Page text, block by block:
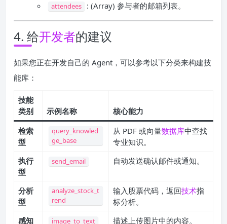
attendees : (Array) 参与者的邮箱列表。
4. 给开发者的建议
如果您正在开发自己的 Agent，可以参考以下分类来构建技
能库：
技能
类别
示例名称
核心能力
检索
型
query_knowled
ge_base
从 PDF 或向量数据库中查找
专业知识。
执行
型
send_email 自动发送确认邮件或通知。
分析
型
analyze_stock_t
rend
输入股票代码，返回技术指
标分析。
感知
image_to_text 描述上传图片中的内容。